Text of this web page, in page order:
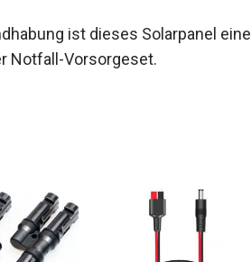
ist dieses Solarpanel eine
Notfall-Vorsorgeset.